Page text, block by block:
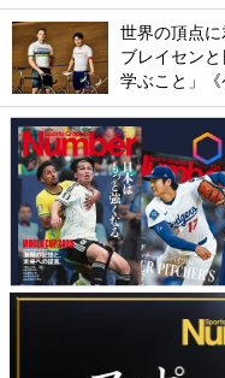
世界の頂点
ブレイセン
学ぶこと」